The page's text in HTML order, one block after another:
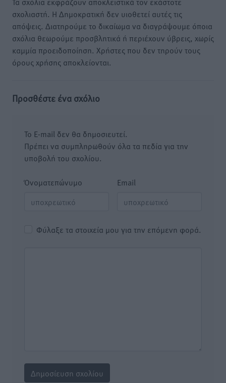
σχολιαστή. Η Δημοκρατική δεν υιοθετεί αυτές τις
απόψεις. Διατηρούμε το δικαίωμα να διαγράψουμε όποια
σχόλια θεωρούμε προσβλητικά ή περιέχουν ύβρεις, χωρίς
καμμία προειδοποίηση. Χρήστες που δεν τηρούν τους
όρους χρήσης αποκλείονται.
Προσθέστε ένα σχόλιο
Το E-mail δεν θα δημοσιευτεί.
Πρέπει να συμπληρωθούν όλα τα πεδία για την
υποβολή του σχολίου.
Όνοματεπώνυμο Email
Φύλαξε τα στοιχεία μου για την επόμενη φορά.